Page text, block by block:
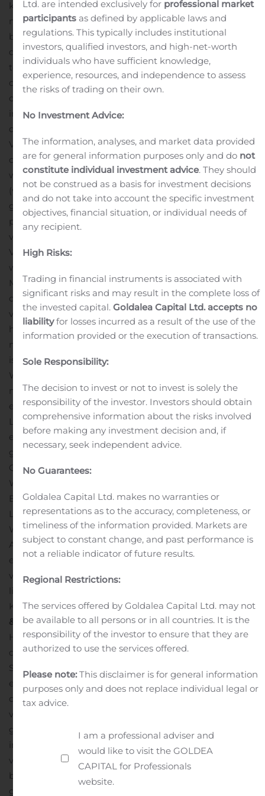
kijk net als eerder dit jaar met vertrouwen vooruit. Onze
missie – het maken van een gezonde leefomgeving –
blijft ons kompas. We willen beter, slimmer en
duurzamer werken met aandacht voor de lange
termijn. De huidige ontwikkelingen van Covid-19 blijven
onzeker, maar tot op heden lijken opdrachtgevers
ondanks verslechterde economische vooruitzichten hun
investeringsbudgetten beschikbaar te houden voor
deze thema’s.”
Vastgoed groeit net als in de eerste helft van dit jaar. De
omzet en winst zijn gestegen. Het aantal verkochte
woningen tot en met 31 oktober 2020 bedraagt 1.581
(versus 1.577 in 2019). De vraag naar woningen blijft
groot. Door gebrek aan locaties en vertraging van
productie – als gevolg van tragere
vergunningverleningen – is er te weinig planaanbod.
Voor de langere termijn heerst vertrouwen in de
woningmarkt.
Maanwijk één van onze showcases op het gebied van
de gezonde leefomgeving. In Q3 heeft de ontwerpfase
van Maanwijk het NL Gebiedslabel A ontvangen uit
handen van NL Greenlabel, de specialist in het
meetbaar verduurzamen van de leefomgeving. Label A
is het hoogste niveau dat kan worden toegekend. In
West-Brabant tekende Heijmans een overeenkomst
met woningcorporatie Alwel voor het groot onderhoud
en de renovatie van 2000 woningen in Breda, Etten-
Leur en Roosendaal. Project Fenix I in Rotterdam blijft
erg veel waardering oogsten: het wooncomplex is
genomineerd voor de Gouden Piramide 2020, won in
Q3 de Nationale Staalprijs 2020 (categorie
Woningbouw) en behaalde de eerste plaats bij de BNA
Beste Gebouw van het Jaar 2020 (categorie
Leefbaarheid & sociale cohesie). Ook werd Fenix I
Woongebouw van het Jaar bij de Architectenweb
Awards. Tenslotte is er ook internationale erkenning:
een ULI Europe Award for Excellence.Bij de uitreiking
van de Nationale Staalprijs 2020 won ook
Karakteristieke stalen bouwdelen) de eerste prijs.Bouw
& Techniek
Het beeld van Bouw & Techniek bleef in Q3 gelijk aan
dat in de eerste helft van 2020. Woningbouw en
Services leveren degelijke prestaties. Net als in het
eerste halfjaar blijven utilitaire projecten ook in het
derde kwartaal het meeste last houden van
vertragingen en inefficiëntie als gevolg van Covid-19. Dit
geldt in het bijzonder voor het project NACH, dat
intussen in de afbouwfase is gevorderd. Het in het
voorjaar 2020 opgeleverde Kunstenpand (theater en
bibliotheek) is een belangrijk onderdeel van de
gebiedsontwikkeling Hart van Zuid, het gebied rond
Ltd. are intended exclusively for professional market
participants as defined by applicable laws and
regulations. This typically includes institutional
investors, qualified investors, and high-net-worth
individuals who have sufficient knowledge,
experience, resources, and independence to assess
the risks of trading on their own.
No Investment Advice:
The information, analyses, and market data provided
are for general information purposes only and do not
constitute individual investment advice. They should
not be construed as a basis for investment decisions
and do not take into account the specific investment
objectives, financial situation, or individual needs of
any recipient.
High Risks:
Trading in financial instruments is associated with
significant risks and may result in the complete loss of
the invested capital.Goldalea Capital Ltd. accepts no
liabilityfor losses incurred as a result of the use of the
information provided or the execution of transactions.
Sole Responsibility:
The decision to invest or not to invest is solely the
responsibility of the investor. Investors should obtain
comprehensive information about the risks involved
before making any investment decision and, if
necessary, seek independent advice.
No Guarantees:
Goldalea Capital Ltd. makes no warranties or
representations as to the accuracy, completeness, or
timeliness of the information provided. Markets are
subject to constant change, and past performance is
not a reliable indicator of future results.
Regional Restrictions:
The services offered by Goldalea Capital Ltd. may not
be available to all persons or in all countries. It is the
responsibility of the investor to ensure that they are
authorized to use the services offered.
Please note:This disclaimer is for general information
purposes only and does not replace individual legal or
tax advice.
I am a professional adviser and
would like to visit the GOLDEA
CAPITAL for Professionals
website.